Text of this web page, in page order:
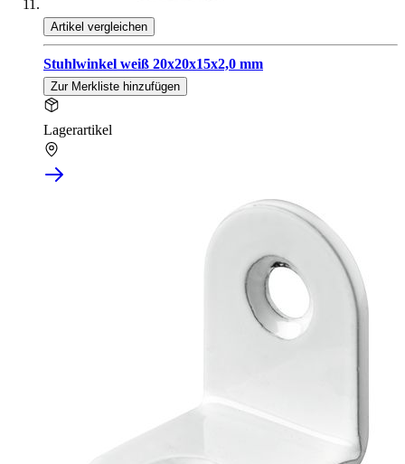
Artikel vergleichen
Stuhlwinkel weiß 20x20x15x2,0 mm
Zur Merkliste hinzufügen
Lagerartikel